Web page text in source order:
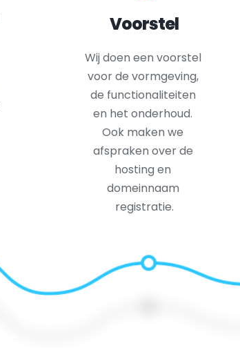
Voorstel
Wij doen een voorstel
voor de vormgeving,
de functionaliteiten
en het onderhoud.
Ook maken we
afspraken over de
hosting en
domeinnaam
registratie.